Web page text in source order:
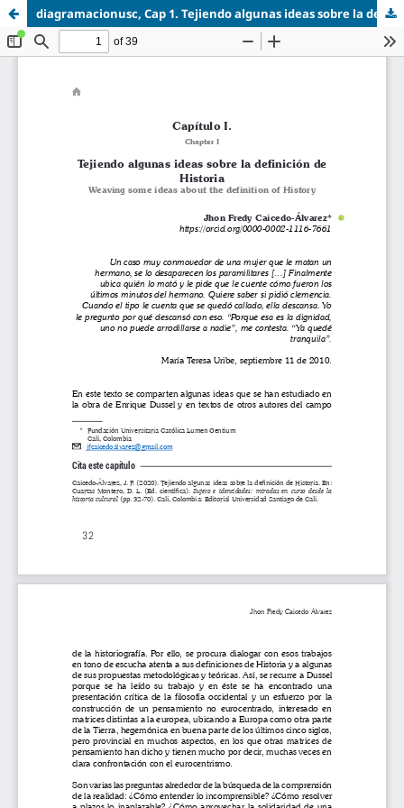
diagramacionusc, Cap 1. Tejiendo algunas ideas sobre la definicion de historia.pdf